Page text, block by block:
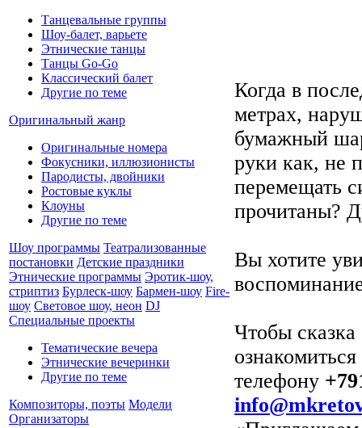
Танцевальные группы
Шоу-балет, варьете
Этнические танцы
Танцы Go-Go
Классический балет
Другие по теме
Оригинальный жанр
Оригинальные номера
Фокусники, иллюзионисты
Пародисты, двойники
Ростовые куклы
Клоуны
Другие по теме
Шоу программы Театрализованные
постановки Детские праздники
Этнические программы Эротик-шоу,
стриптиз Бурлеск-шоу Бармен-шоу Fire-
шоу Световое шоу, неон DJ
Специальные проекты
Тематические вечера
Этнические вечеринки
Другие по теме
Композиторы, поэты Модели
Организаторы
Когда в
метрах,
бумажный
руки как, не
перемещать
прочитаны?
Вы хотите
Чтобы
телефону